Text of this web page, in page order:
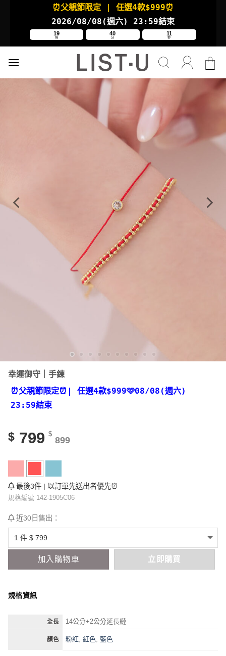
⏰父親節限定 | 任選4款$999⏰
2026/08/08(週六) 23:59結束
19
時
40
分
10
秒
幸運御守｜手鍊
⏰父親節限定⏰ | 任選4款$999🩷08/08(週六)
23:59結束
$ 799 $
899
最後3件 | 以訂單先送出者優先⏰
規格編號 142-1905C06
近30日售出：
加入購物車 立即購買
規格資訊
全長 14公分+2公分延長鏈
顏色 粉紅,紅色,藍色